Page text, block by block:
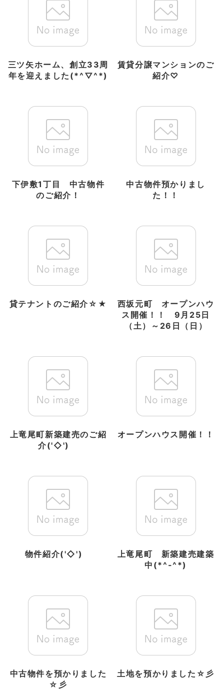
三ツ矢ホーム、創立33周
年を迎えました(*^▽^*)
賃貸分譲マンションのご
紹介♡
下伊敷1丁目 中古物件
のご紹介！
中古物件預かりまし
た！！
貸テナントのご紹介☆★
西坂元町 オープンハウ
ス開催！！ 9月25日
（土）～26日（日）
上竜尾町新築建売のご紹
介('◇')ゞ
オープンハウス開催！！
物件紹介('◇')ゞ
上竜尾町 新築建売建築
中(*^-^*)
中古物件を預かりました
☆彡
土地を預かりました☆彡